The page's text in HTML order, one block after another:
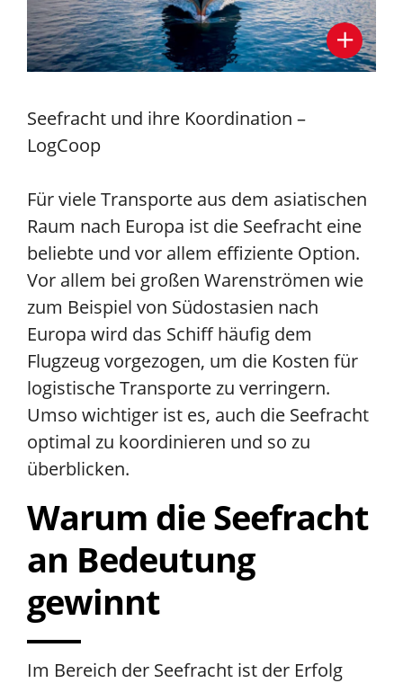
Seefracht und ihre Koordination –
LogCoop
Für viele Transporte aus dem asiatischen
Raum nach Europa ist die Seefracht eine
beliebte und vor allem effiziente Option.
Vor allem bei großen Warenströmen wie
zum Beispiel von Südostasien nach
Europa wird das Schiff häufig dem
Flugzeug vorgezogen, um die Kosten für
logistische Transporte zu verringern.
Umso wichtiger ist es, auch die Seefracht
optimal zu koordinieren und so zu
überblicken.
Warum die Seefracht
an Bedeutung
gewinnt
Im Bereich der Seefracht ist der Erfolg